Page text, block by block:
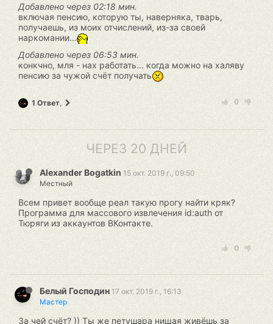
Добавлено через 02:18 мин.
включая пенсию, которую ты, наверняка, тварь,
получаешь, из моих отчислений, из-за своей
наркомании...
Добавлено через 06:53 мин.
конкчно, мля - нах работать... когда можно на халяву
пенсию за чужой счёт получать
0
1 Ответ,
ЧЕРЕЗ 20 ДНЕЙ
Alexander Bogatkin 15 окт. 2019 г., 09:50
Местный
Всем привет вообще реал такую прогу найти кряк?
Программа для массового извлечения id:auth от
Тюряги из аккаунтов ВКонтакте.
0
Белый Господин 17 окт. 2019 г., 16:13
Мастер
За чей счёт? )) Ты же петушара нищая живёшь за